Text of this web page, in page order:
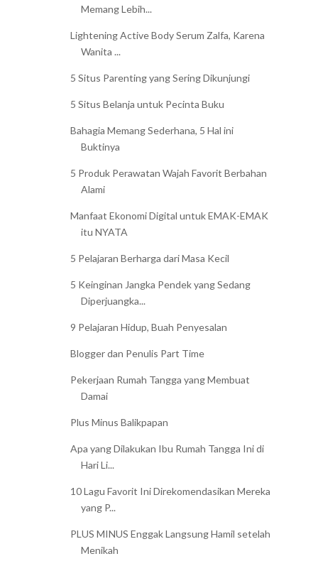
Memang Lebih...
Lightening Active Body Serum Zalfa, Karena
Wanita ...
5 Situs Parenting yang Sering Dikunjungi
5 Situs Belanja untuk Pecinta Buku
Bahagia Memang Sederhana, 5 Hal ini
Buktinya
5 Produk Perawatan Wajah Favorit Berbahan
Alami
Manfaat Ekonomi Digital untuk EMAK-EMAK
itu NYATA
5 Pelajaran Berharga dari Masa Kecil
5 Keinginan Jangka Pendek yang Sedang
Diperjuangka...
9 Pelajaran Hidup, Buah Penyesalan
Blogger dan Penulis Part Time
Pekerjaan Rumah Tangga yang Membuat
Damai
Plus Minus Balikpapan
Apa yang Dilakukan Ibu Rumah Tangga Ini di
Hari Li...
10 Lagu Favorit Ini Direkomendasikan Mereka
yang P...
PLUS MINUS Enggak Langsung Hamil setelah
Menikah